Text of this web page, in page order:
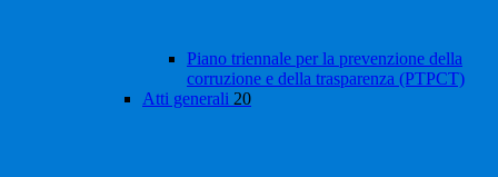
Piano triennale per la prevenzione della
corruzione e della trasparenza (PTPCT)
Atti generali 20